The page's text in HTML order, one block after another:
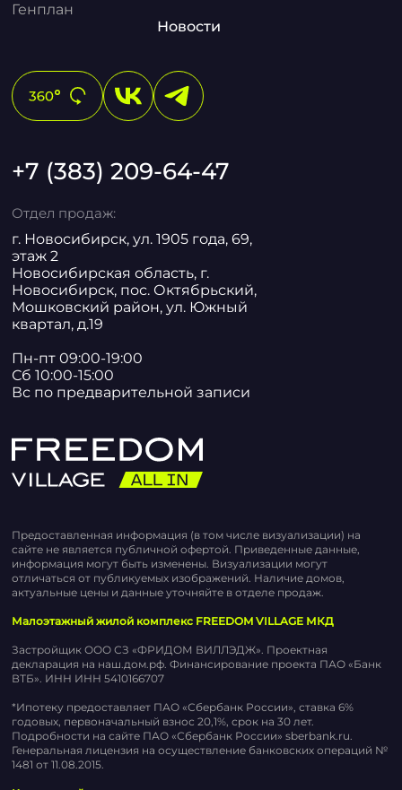
Генплан
Новости
+7 (383) 209-64-47
Отдел продаж:
г. Новосибирск, ул. 1905 года, 69,
этаж 2
Новосибирская область, г.
Новосибирск, пос. Октябрьский,
Мошковский район, ул. Южный
квартал, д.19
Пн-пт 09:00-19:00
Сб 10:00-15:00
Вс по предварительной записи
Предоставленная информация (в том числе визуализации) на
сайте не является публичной офертой. Приведенные данные,
информация могут быть изменены. Визуализации могут
отличаться от публикуемых изображений. Наличие домов,
актуальные цены и данные уточняйте в отделе продаж.
Малоэтажный жилой комплекс FREEDOM VILLAGE МКД
Застройщик ООО СЗ «ФРИДОМ ВИЛЛЭДЖ». Проектная
декларация на наш.дом.рф. Финансирование проекта ПАО «Банк
ВТБ». ИНН ИНН 5410166707
*Ипотеку предоставляет ПАО «Сбербанк России», ставка 6%
годовых, первоначальный взнос 20,1%, срок на 30 лет.
Подробности на сайте ПАО «Сбербанк России» sberbank.ru.
Генеральная лицензия на осуществление банковских операций №
1481 от 11.08.2015.